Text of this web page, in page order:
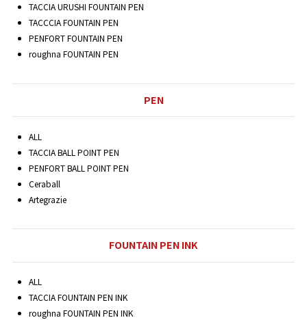
TACCIA URUSHI FOUNTAIN PEN
TACCCIA FOUNTAIN PEN
PENFORT FOUNTAIN PEN
roughna FOUNTAIN PEN
PEN
ALL
TACCIA BALL POINT PEN
PENFORT BALL POINT PEN
Ceraball
Artegrazie
FOUNTAIN PEN INK
ALL
TACCIA FOUNTAIN PEN INK
roughna FOUNTAIN PEN INK